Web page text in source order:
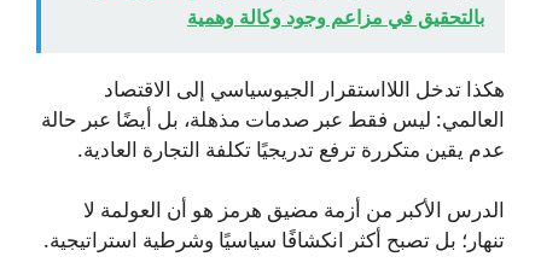
بالتحقيق في مزاعم وجود وكالة وهمية
هكذا تدخل اللااستقرار الجيوسياسي إلى الاقتصاد
العالمي: ليس فقط عبر صدمات مذهلة، بل أيضًا عبر حالة
عدم يقين متكررة ترفع تدريجيًا تكلفة التجارة العادية.
الدرس الأكبر من أزمة مضيق هرمز هو أن العولمة لا
تنهار؛ بل تصبح أكثر انكشافًا سياسيًا وشرطية استراتيجية.